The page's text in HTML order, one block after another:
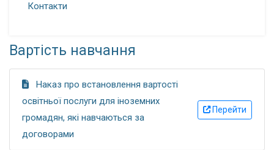
Контакти
Вартість навчання
Наказ про встановлення вартості
освітньої послуги для іноземних
громадян, які навчаються за
договорами
Перейти